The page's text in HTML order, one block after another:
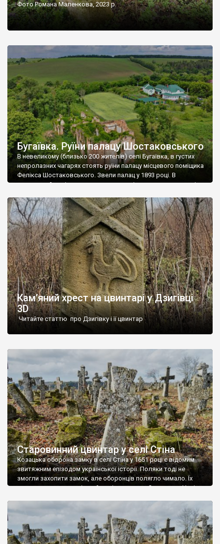
Фото Романа Маленкова, 2023 р.
Бугаївка. Руїни палацу Шостаковського
В невеликому (близько 200 жителів) селі Бугаївка, в густих
непролазних чагарях стоять руїни палацу місцевого поміщика
Фелікса Шостаковського. Звели палац у 1893 році. В
радянський період у ньому спочатку містилася школа, потім
століття тут розмістили туберкульозну лікарню. Коли із
палацу виїхала лікарня – ми точно не […]
Кам’яний хрест на цвинтарі у Дзигівці
3D
Читайте статтю про Дзигівку і її цвинтар
Старовинний цвинтар у селі Стіна
Козацька оборона замку в селі Стіна у 1651 році є відомим
звитяжним епізодом української історії. Поляки тоді не
змогли захопити замок, але оборонців полягло чимало. Їх
поховали на цвинтарі, який тоді називався Замковим. Нині на
ньому чимало хрестів 19 століття, є такі, де епітафії стер […]